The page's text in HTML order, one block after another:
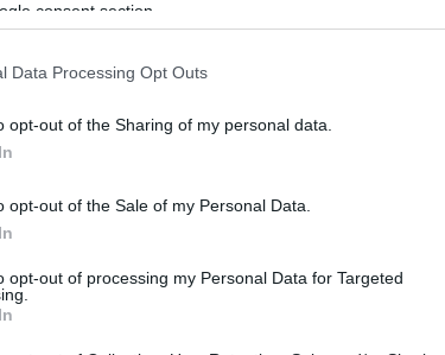
consent section.
Data Processing Opt Outs
opt-out of the Sharing of my personal data.
opt-out of the Sale of my Personal Data.
opt-out of processing my Personal Data for Targeted
idegennyelv. Amellett, hogy népszerűek a
szöveges üzenetküldés, e-mail küldés során és a
alkalmazásokat, közösségi platformokat és